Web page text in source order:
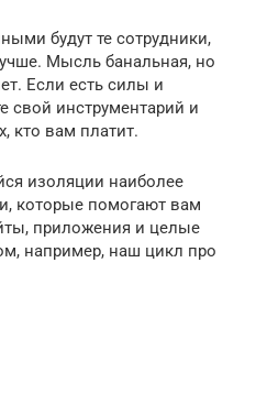
будут те сотрудники,
Мысль банальная, но
Если есть силы и
свой инструментарий и
кто вам платит.
изоляции наиболее
которые помогают вам
приложения и целые
например, наш цикл про